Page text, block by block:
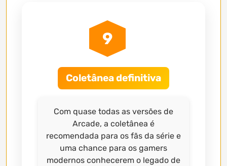
9
Coletânea definitiva
Com quase todas as versões de
Arcade, a coletânea é
recomendada para os fãs da série e
uma chance para os gamers
modernos conhecerem o legado de